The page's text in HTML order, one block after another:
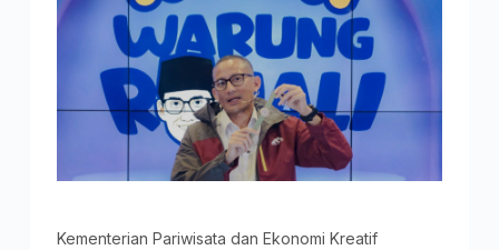
Kementerian Pariwisata dan Ekonomi Kreatif